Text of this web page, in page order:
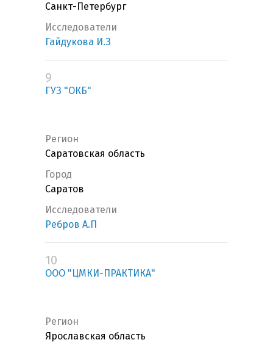
Санкт-Петербург
Исследователи
Гайдукова И.З
9
ГУЗ "ОКБ"
Регион
Саратовская область
Город
Саратов
Исследователи
Ребров А.П
10
ООО "ЦМКИ-ПРАКТИКА"
Регион
Ярославская область